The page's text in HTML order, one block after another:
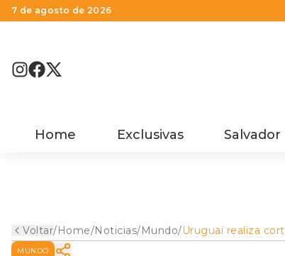
7 de agosto de 2026
Home Exclusivas Salvador
Voltar/Home/Noticias/Mundo/Uruguai realiza
ruas de
MUNDO